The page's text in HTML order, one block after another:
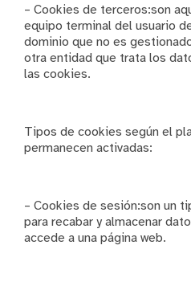
– Cookies de terceros:son
equipo terminal del usuario
dominio que no es
otra entidad que trata los
las cookies.
Tipos de cookies según el
permanecen activadas:
– Cookies de sesión:son un
para recabar y almacenar
accede a una página web.